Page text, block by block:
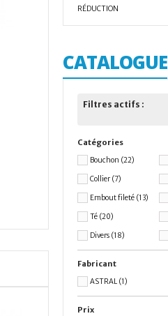
RÉDUCTION
CATALOGUE
Filtres actifs :
Catégories
Bouchon (22)
Collier(7)
Embout fileté(13)
Té(20)
Divers(18)
Fabricant
ASTRAL(1)
Prix